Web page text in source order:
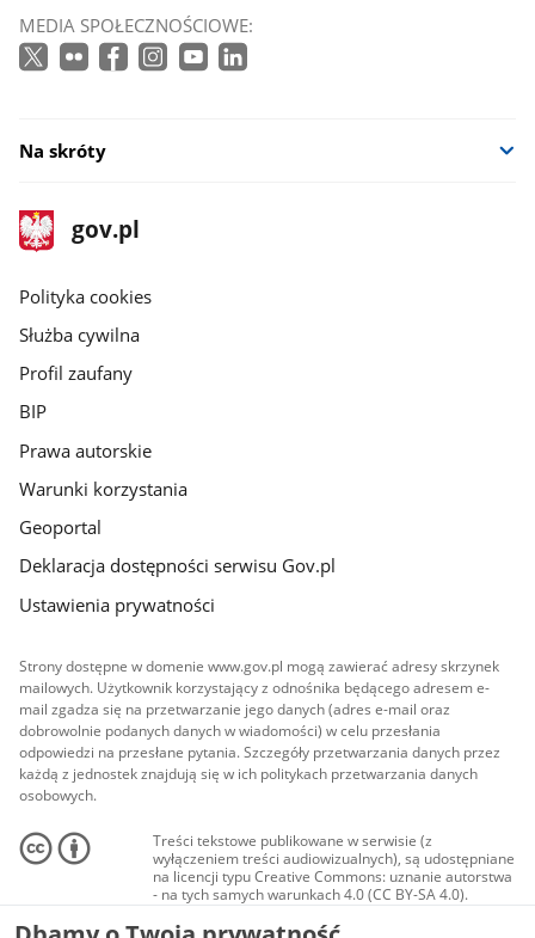
MEDIA SPOŁECZNOŚCIOWE:
Na skróty
stopka
gov.pl
Strona
gov.pl
gov.pl
Polityka cookies
Służba cywilna
Profil zaufany
BIP
Prawa autorskie
Warunki korzystania
Geoportal
Deklaracja dostępności serwisu Gov.pl
Ustawienia prywatności
Strony dostępne w domenie www.gov.pl mogą zawierać adresy skrzynek
mailowych. Użytkownik korzystający z odnośnika będącego adresem e-
mail zgadza się na przetwarzanie jego danych (adres e-mail oraz
dobrowolnie podanych danych w wiadomości) w celu przesłania
odpowiedzi na przesłane pytania. Szczegóły przetwarzania danych przez
każdą z jednostek znajdują się w ich politykach przetwarzania danych
osobowych.
Treści tekstowe publikowane w serwisie (z
wyłączeniem treści audiowizualnych), są udostępniane
na licencji typu Creative Commons: uznanie autorstwa
- na tych samych warunkach 4.0 (CC BY-SA 4.0).
Materiały audiowizualne, w tym zdjęcia, materiały
audio i wideo, są udostępniane na licencji typu